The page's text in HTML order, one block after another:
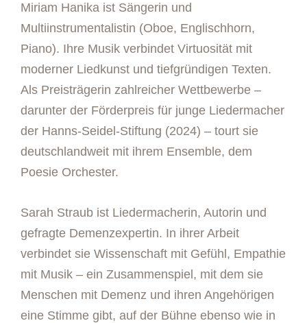
Miriam Hanika ist Sängerin und
Multiinstrumentalistin (Oboe, Englischhorn,
Piano). Ihre Musik verbindet Virtuosität mit
moderner Liedkunst und tiefgründigen Texten.
Als Preisträgerin zahlreicher Wettbewerbe –
darunter der Förderpreis für junge Liedermacher
der Hanns-Seidel-Stiftung (2024) – tourt sie
deutschlandweit mit ihrem Ensemble, dem
Poesie Orchester.
Sarah Straub ist Liedermacherin, Autorin und
gefragte Demenzexpertin. In ihrer Arbeit
verbindet sie Wissenschaft mit Gefühl, Empathie
mit Musik – ein Zusammenspiel, mit dem sie
Menschen mit Demenz und ihren Angehörigen
eine Stimme gibt, auf der Bühne ebenso wie in